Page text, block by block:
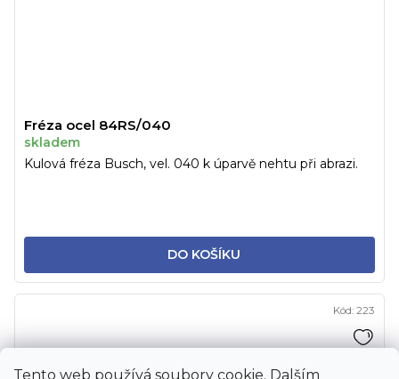
Tento web používá soubory cookie. Dalším
Fréza ocel 84RS/040
skladem
DO KOŠÍKU
Kulová fréza Busch, vel. 040 k úparvě nehtu při abrazi.
Kód: 223